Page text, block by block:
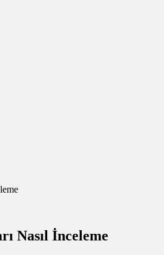
Nasıl İnceleme